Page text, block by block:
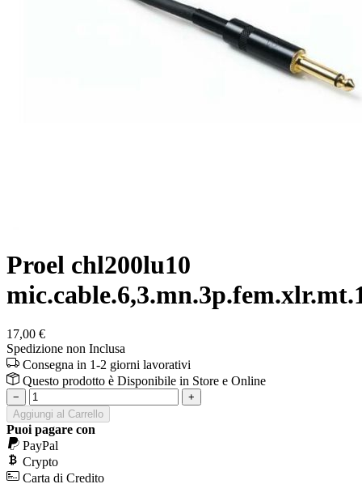
Proel chl200lu10
17,00 €
Spedizione non Inclusa
Consegna in 1-2 giorni lavorativi
Questo prodotto è Disponibile in Store e Online
−
+
Aggiungi al Carrello
Puoi pagare con
PayPal
Crypto
Carta di Credito